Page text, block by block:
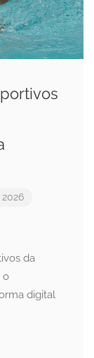
da
o
digital